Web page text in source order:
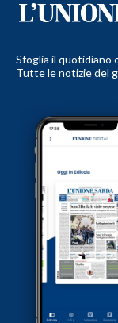
Sfoglia il quotidiano
Tutte le notizie del